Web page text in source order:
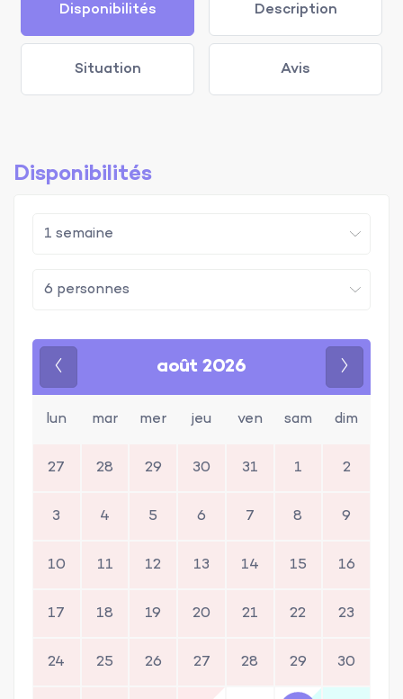
Disponibilités Description
Situation Avis
Disponibilités
août 2026
lun mar mer jeu ven sam dim
27 28 29 30 31 1 2
3 4 5 6 7 8 9
10 11 12 13 14 15 16
17 18 19 20 21 22 23
24 25 26 27 28 29 30